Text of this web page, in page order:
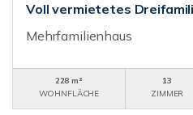
Voll vermietetes
Mehrfamilienhaus
228 m²
WOHNFLÄCHE
13
ZIMMER